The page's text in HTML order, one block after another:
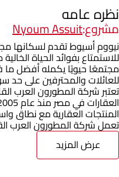
نظره عامه
مشروع:Nyoum Assuit
نيووم أسيوط تقدم لسكانها
للاستمتاع بفوائد الحياة
مجتمعًا حيويًا يكمله أفضل ما
للعائلات والمحترفين على حد
تعتبر شركة المطورون العرب
المنتجات العقارية مع نطاق
تعمل شركة المطورون العرب
عرض المزيد